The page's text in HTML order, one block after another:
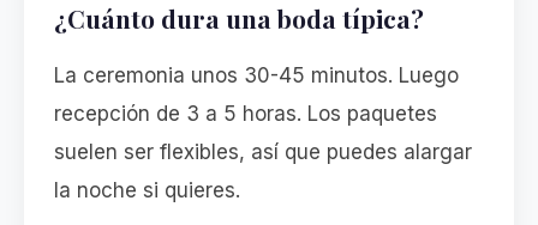
¿Cuánto dura una boda típica?
La ceremonia unos 30-45 minutos. Luego
recepción de 3 a 5 horas. Los paquetes
suelen ser flexibles, así que puedes alargar
la noche si quieres.